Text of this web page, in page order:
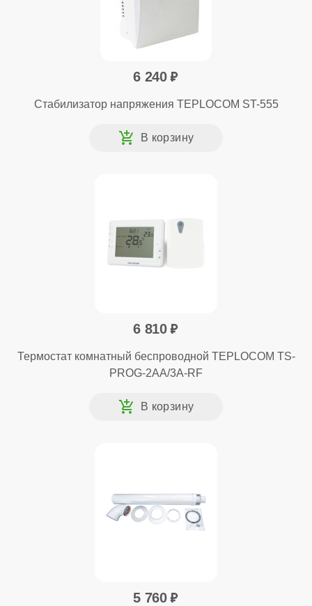
6 240
Стабилизатор напряжения TEPLOCOM ST-555
6 810
Термостат комнатный беспроводной TEPLOCOM TS-
PROG-2AA/3A-RF
5 760